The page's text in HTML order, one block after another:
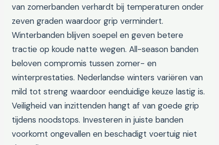
van zomerbanden verhardt bij temperaturen onder
zeven graden waardoor grip vermindert.
Winterbanden blijven soepel en geven betere
tractie op koude natte wegen. All-season banden
beloven compromis tussen zomer- en
winterprestaties. Nederlandse winters variëren van
mild tot streng waardoor eenduidige keuze lastig is.
Veiligheid van inzittenden hangt af van goede grip
tijdens noodstops. Investeren in juiste banden
voorkomt ongevallen en beschadigt voertuig niet